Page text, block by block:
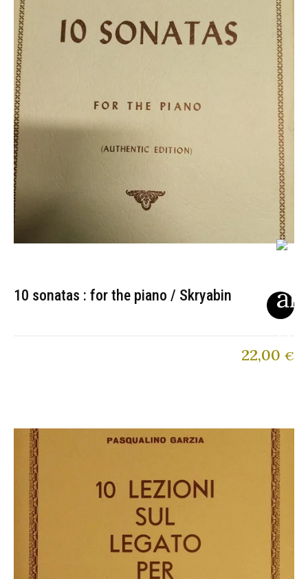
10 sonatas : for the piano / Skryabin
22,00 €